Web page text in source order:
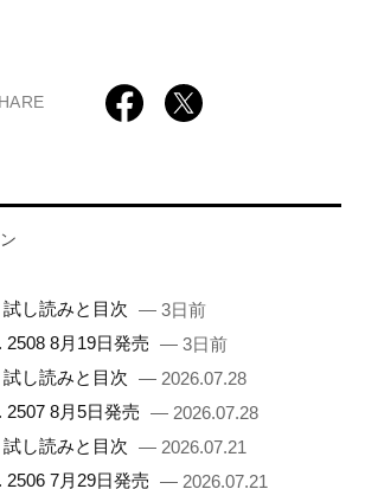
し読みと目次 — 3日前
2508 8月19日発売 — 3日前
し読みと目次 — 2026.07.28
2507 8月5日発売 — 2026.07.28
し読みと目次 — 2026.07.21
2506 7月29日発売 — 2026.07.21